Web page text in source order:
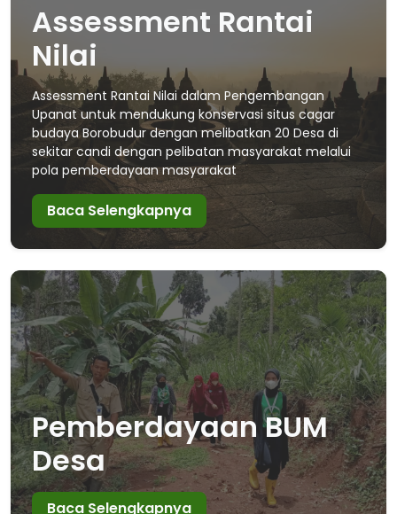
Assessment Rantai
Nilai
Assessment Rantai Nilai dalam Pengembangan
Upanat untuk mendukung konservasi situs cagar
budaya Borobudur dengan melibatkan 20 Desa di
sekitar candi dengan pelibatan masyarakat melalui
pola pemberdayaan masyarakat
Baca Selengkapnya
Pemberdayaan BUM
Desa
Baca Selengkapnya